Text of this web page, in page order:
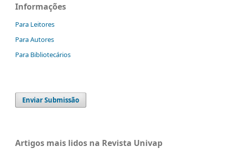
Informações
Para Leitores
Para Autores
Para Bibliotecários
Enviar Submissão
Artigos mais lidos na Revista Univap